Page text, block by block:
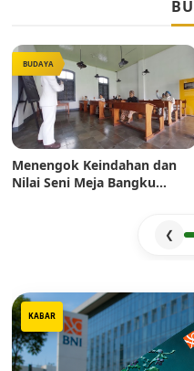
BUDAYA
Menengok Keindahan dan
Nilai Seni Meja Bangku
❮
KABAR